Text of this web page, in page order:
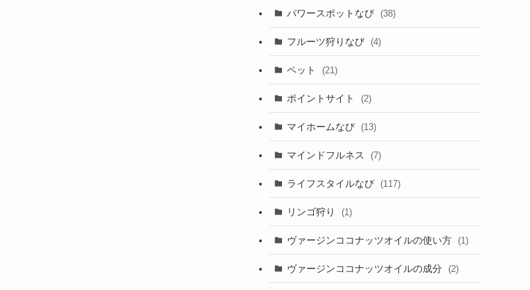
パワースポットなび (38)
フルーツ狩りなび (4)
ペット (21)
ポイントサイト (2)
マイホームなび (13)
マインドフルネス (7)
ライフスタイルなび (117)
リンゴ狩り (1)
ヴァージンココナッツオイルの使い方 (1)
ヴァージンココナッツオイルの成分 (2)